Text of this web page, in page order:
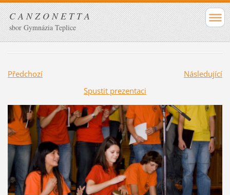
C A N Z O N E T T A
sbor Gymnázia Teplice
Předchozí
Následující
Spustit prezentaci